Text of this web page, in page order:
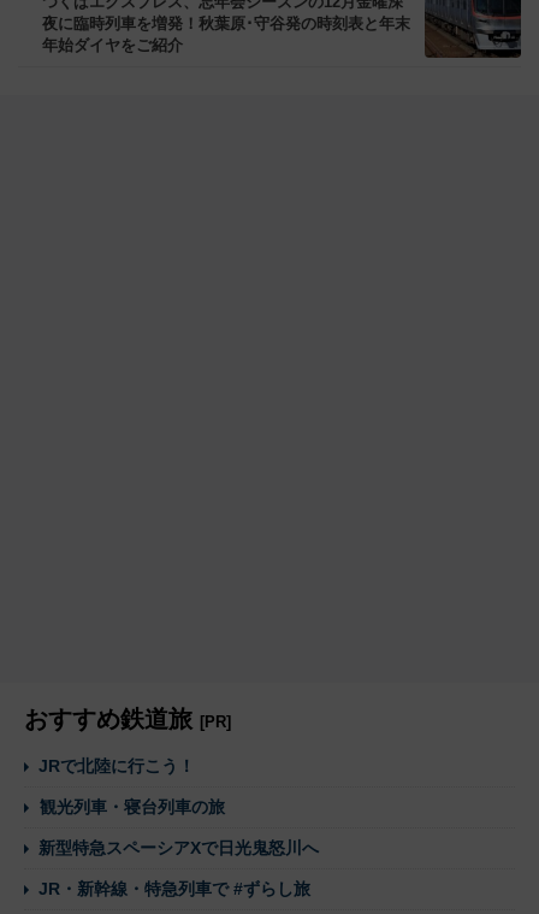
夜に臨時列車を増発！秋葉原･守谷発の時刻表と年末
年始ダイヤをご紹介
おすすめ鉄道旅 [PR]
JRで北陸に行こう！
観光列車・寝台列車の旅
新型特急スペーシアXで日光鬼怒川へ
JR・新幹線・特急列車で #ずらし旅